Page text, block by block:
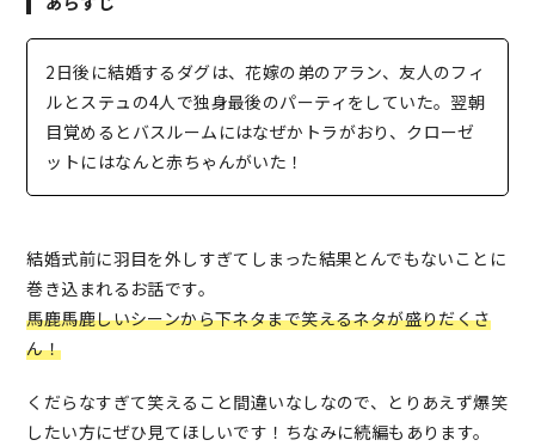
2日後に結婚するダグは、花嫁の弟のアラン、友人のフィ
ルとステュの4人で独身最後のパーティをしていた。翌朝
目覚めるとバスルームにはなぜかトラがおり、クローゼ
ットにはなんと赤ちゃんがいた！
結婚式前に羽目を外しすぎてしまった結果とんでもないことに
巻き込まれるお話です。
馬鹿馬鹿しいシーンから下ネタまで笑えるネタが盛りだくさ
ん！
くだらなすぎて笑えること間違いなしなので、とりあえず爆笑
したい方にぜひ見てほしいです！ちなみに続編もあります。